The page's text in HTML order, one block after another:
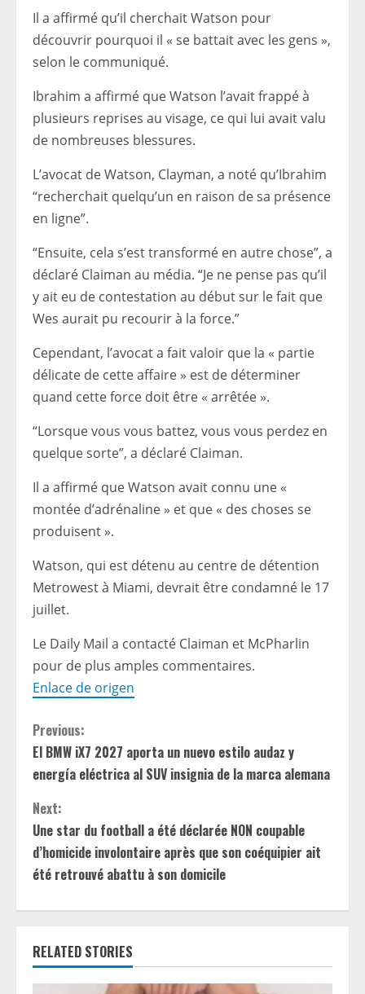
Il a affirmé qu’il cherchait Watson pour
découvrir pourquoi il « se battait avec les gens »,
selon le communiqué.
Ibrahim a affirmé que Watson l’avait frappé à
plusieurs reprises au visage, ce qui lui avait valu
de nombreuses blessures.
L’avocat de Watson, Clayman, a noté qu’Ibrahim
“recherchait quelqu’un en raison de sa présence
en ligne”.
“Ensuite, cela s’est transformé en autre chose”, a
déclaré Claiman au média. “Je ne pense pas qu’il
y ait eu de contestation au début sur le fait que
Wes aurait pu recourir à la force.”
Cependant, l’avocat a fait valoir que la « partie
délicate de cette affaire » est de déterminer
quand cette force doit être « arrêtée ».
“Lorsque vous vous battez, vous vous perdez en
quelque sorte”, a déclaré Claiman.
Il a affirmé que Watson avait connu une «
montée d’adrénaline » et que « des choses se
produisent ».
Watson, qui est détenu au centre de détention
Metrowest à Miami, devrait être condamné le 17
juillet.
Le Daily Mail a contacté Claiman et McPharlin
pour de plus amples commentaires.
Enlace de origen
C
o
n
t
i
n
u
e
Previous:
El BMW iX7 2027 aporta un nuevo estilo audaz y
energía eléctrica al SUV insignia de la marca alemana
Next:
Une star du football a été déclarée NON coupable
d’homicide involontaire après que son coéquipier ait
été retrouvé abattu à son domicile
RELATED STORIES